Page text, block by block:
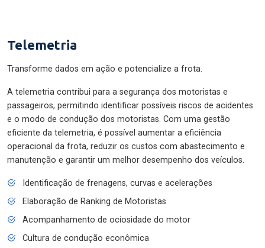
Telemetria
Transforme dados em ação e potencialize a frota.
A telemetria contribui para a segurança dos motoristas e
passageiros, permitindo identificar possíveis riscos de acidentes
e o modo de condução dos motoristas. Com uma gestão
eficiente da telemetria, é possível aumentar a eficiência
operacional da frota, reduzir os custos com abastecimento e
manutenção e garantir um melhor desempenho dos veículos.
Identificação de frenagens, curvas e acelerações
Elaboração de Ranking de Motoristas
Acompanhamento de ociosidade do motor
Cultura de condução econômica